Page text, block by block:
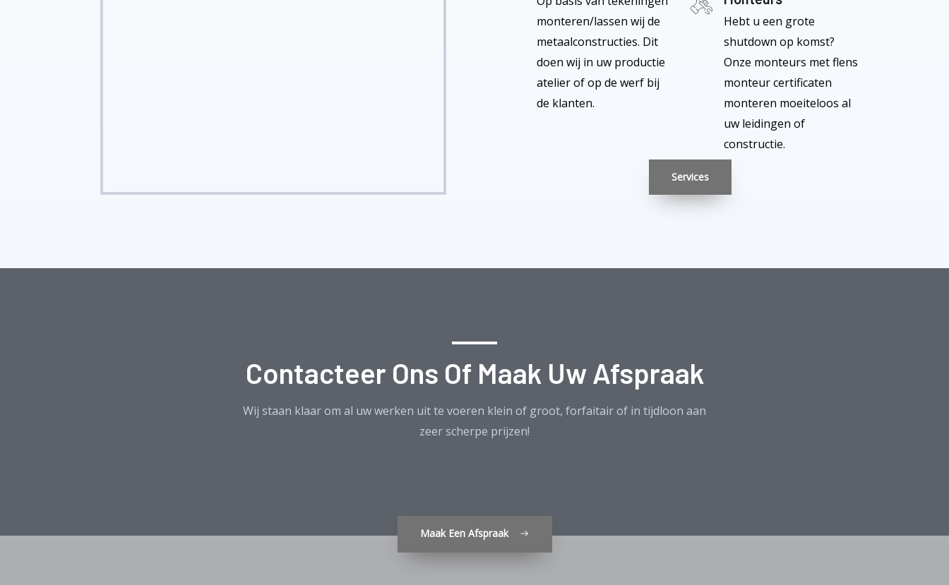
monteren/lassen wij de
metaalconstructies. Dit
doen wij in uw productie
atelier of op de werf bij
de klanten.
Hebt u een grote
shutdown op komst?
Onze monteurs met flens
monteur certificaten
monteren moeiteloos al
uw leidingen of
constructie.
Services
Contacteer Ons Of Maak Uw Afspraak
Wij staan klaar om al uw werken uit te voeren klein of groot, forfaitair of in tijdloon aan
zeer scherpe prijzen!
Maak Een Afspraak